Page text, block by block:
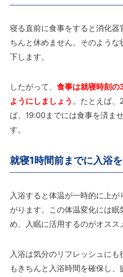
寝る直前に食事をすると消化器
ちんと休めません。そのよう
下します。
したがって、 食事は就寝時刻の
ようにしましょう 。たとえば
ば、19:00までには食事を済ま
す。
就寝1時間前までに入浴
入浴すると体温が一時的に上
がります。この体温変化には眠
め、入眠に活用するのがオスス
入浴は気分のリフレッシュに
もきちんと入浴時間を確保し、